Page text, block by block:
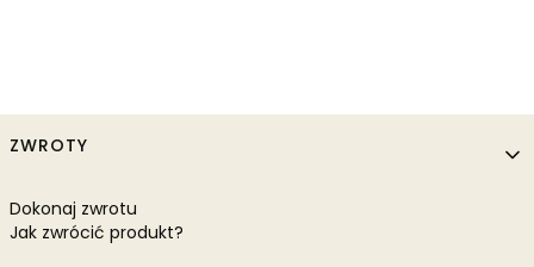
Linki w stopce
ZWROTY
Dokonaj zwrotu
Jak zwrócić produkt?